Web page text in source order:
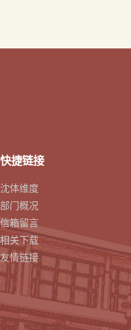
快捷链接
沈体维度
部门概况
信箱留言
相关下载
友情链接